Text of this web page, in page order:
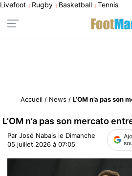
Livefoot | Rugby | Basketball | Tennis
Accueil / News /
L’OM n’a pas son mercato
Par José Nabais le Dimanche
05 juillet 2026 à 07:05